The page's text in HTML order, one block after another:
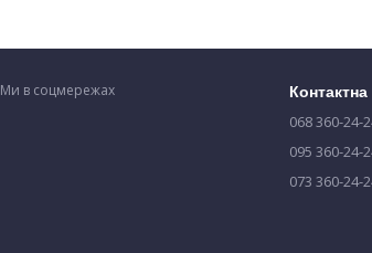
Ми в соцмережах
068 360-24-
095 360-24-
073 360-24-